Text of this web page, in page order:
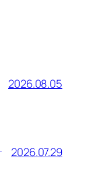
2026.08.05
2026.07.29